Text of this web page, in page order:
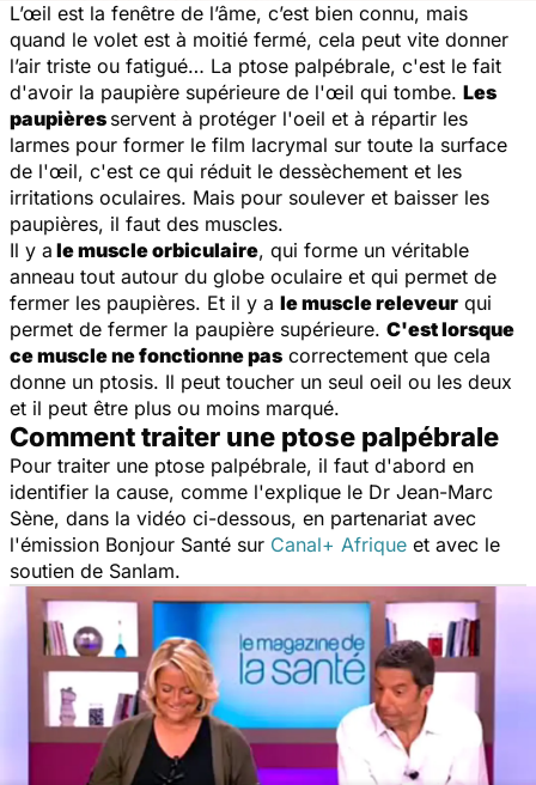
L’œil est la fenêtre de l’âme, c’est bien connu, mais
quand le volet est à moitié fermé, cela peut vite donner
l’air triste ou fatigué… La ptose palpébrale, c'est le fait
d'avoir la paupière supérieure de l'œil qui tombe. Les
paupières servent à protéger l'oeil et à répartir les
larmes pour former le film lacrymal sur toute la surface
de l'œil, c'est ce qui réduit le dessèchement et les
irritations oculaires. Mais pour soulever et baisser les
paupières, il faut des muscles.
Il y a le muscle orbiculaire, qui forme un véritable
anneau tout autour du globe oculaire et qui permet de
fermer les paupières. Et il y a le muscle releveur qui
permet de fermer la paupière supérieure. C'est lorsque
ce muscle ne fonctionne pas correctement que cela
donne un ptosis. Il peut toucher un seul oeil ou les deux
et il peut être plus ou moins marqué.
Comment traiter une ptose palpébrale
Pour traiter une ptose palpébrale, il faut d'abord en
identifier la cause, comme l'explique le Dr Jean-Marc
Sène, dans la vidéo ci-dessous, en partenariat avec
l'émission Bonjour Santé sur Canal+ Afrique et avec le
soutien de Sanlam.